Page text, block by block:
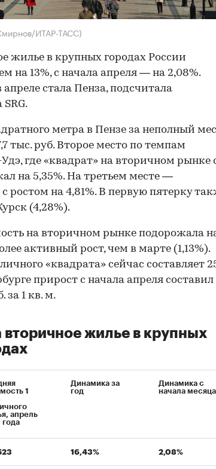
ИТАР-ТАСС)
жилье в крупных городах России
на 13%, с начала апреля — на 2,08%.
стала Пенза, подсчитала
метра в Пензе за неполный
тыс. руб. Второе место по темпам
где «квадрат» на вторичном рынке
на 5,35%. На третьем месте —
ростом на 4,81%. В первую пятерку
(4,28%).
на вторичном рынке подорожала
активный рост, чем в марте (1,13%).
«квадрата» сейчас составляет
прирост с начала апреля составил
за 1 кв. м.
жилье в крупных
1
апрель
года
Динамика за
год
Динамика с
начала месяца
16,43% 2,08%